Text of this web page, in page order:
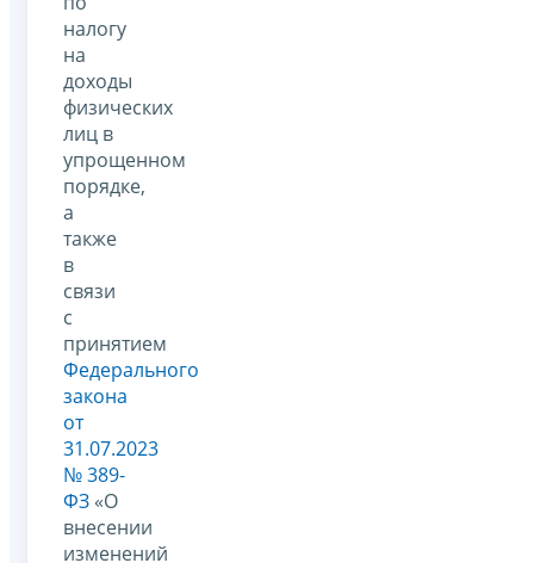
налогу
на
доходы
физических
лиц в
упрощенном
порядке,
а
также
в
связи
с
принятием
Федерального
закона
от
31.07.2023
№ 389-
ФЗ «О
внесении
изменений